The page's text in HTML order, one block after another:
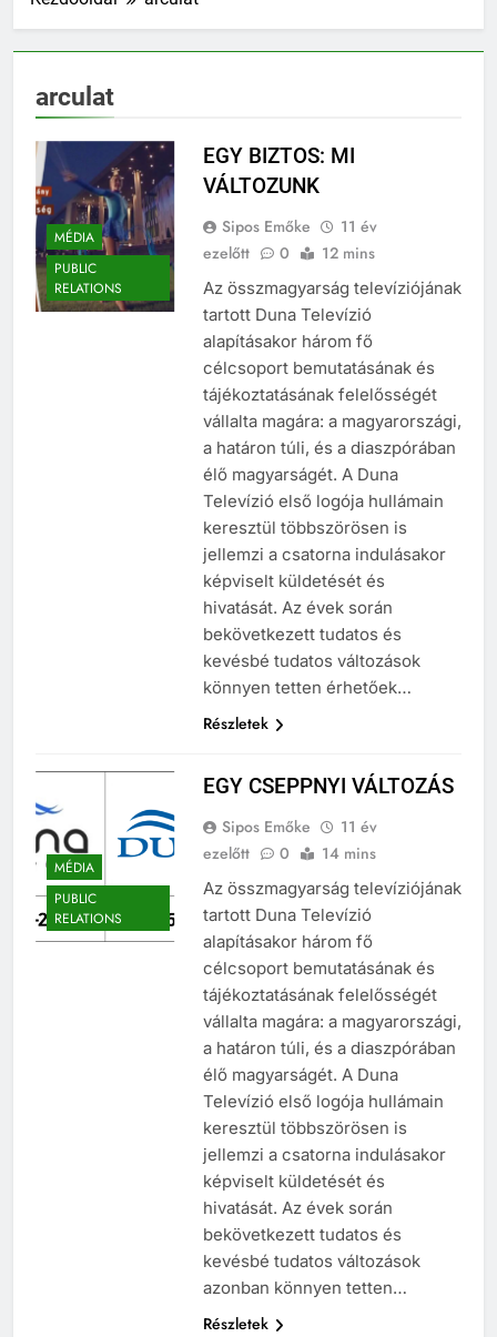
arculat
MÉDIA
PUBLIC
RELATIONS
EGY BIZTOS: MI
VÁLTOZUNK
Sipos Emőke
11 év
ezelőtt
0 12 mins
Az összmagyarság televíziójának
tartott Duna Televízió
alapításakor három fő
célcsoport bemutatásának és
tájékoztatásának felelősségét
vállalta magára: a magyarországi,
a határon túli, és a diaszpórában
élő magyarságét. A Duna
Televízió első logója hullámain
keresztül többszörösen is
jellemzi a csatorna indulásakor
képviselt küldetését és
hivatását. Az évek során
bekövetkezett tudatos és
kevésbé tudatos változások
könnyen tetten érhetőek…
Részletek
MÉDIA
PUBLIC
RELATIONS
EGY CSEPPNYI VÁLTOZÁS
Sipos Emőke
11 év
ezelőtt
0 14 mins
Az összmagyarság televíziójának
tartott Duna Televízió
alapításakor három fő
célcsoport bemutatásának és
tájékoztatásának felelősségét
vállalta magára: a magyarországi,
a határon túli, és a diaszpórában
élő magyarságét. A Duna
Televízió első logója hullámain
keresztül többszörösen is
jellemzi a csatorna indulásakor
képviselt küldetését és
hivatását. Az évek során
bekövetkezett tudatos és
kevésbé tudatos változások
azonban könnyen tetten…
Részletek